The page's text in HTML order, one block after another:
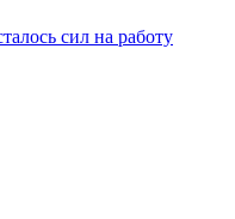
сил на работу